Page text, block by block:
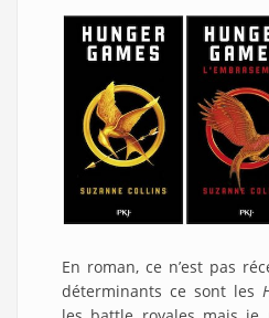
En roman, ce n’est pas
déterminants ce sont les